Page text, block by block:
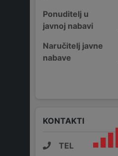
Ponuditelj u
javnoj nabavi
Naručitelj javne
nabave
KONTAKTI
TEL